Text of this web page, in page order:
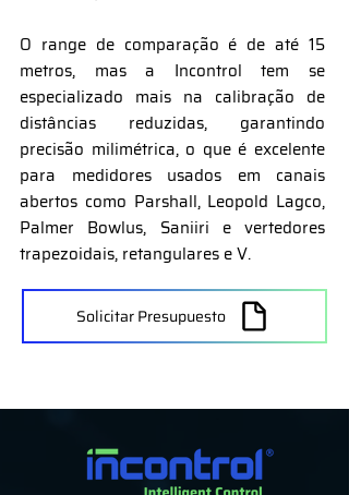
O range de comparação é de até 15
metros, mas a Incontrol tem se
especializado mais na calibração de
distâncias reduzidas, garantindo
precisão milimétrica, o que é excelente
para medidores usados em canais
abertos como Parshall, Leopold Lagco,
Palmer Bowlus, Saniiri e vertedores
trapezoidais, retangulares e V.
Solicitar Presupuesto